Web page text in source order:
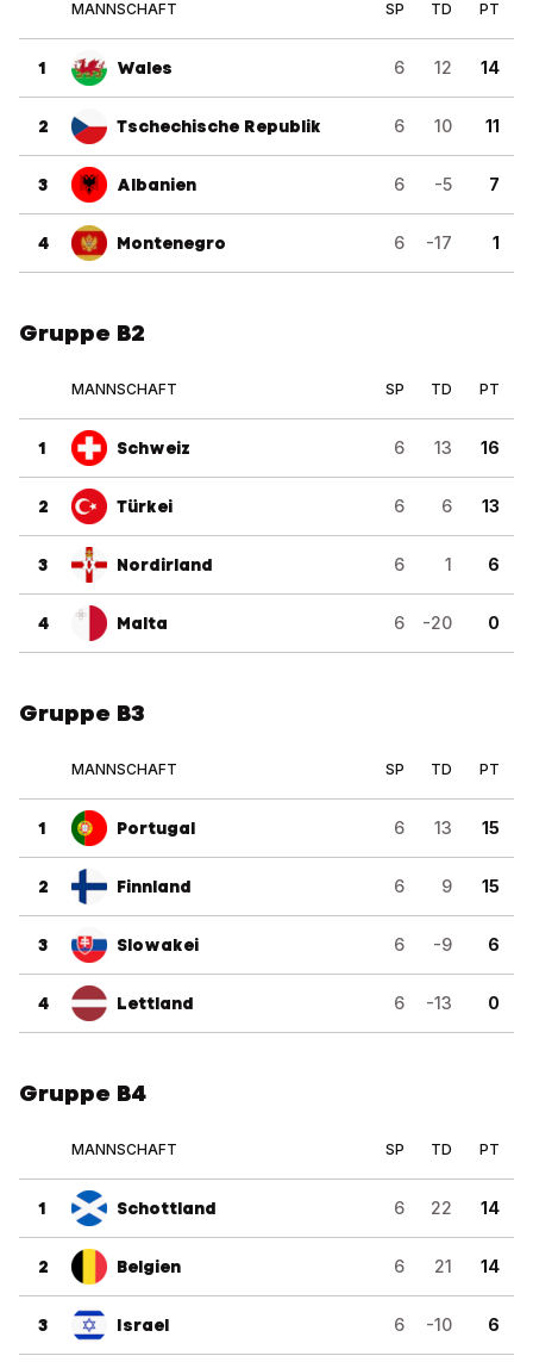
MANNSCHAFT SP TD PT
1 Wales 6 12 14
2 Tschechische Republik 6 10 11
3 Albanien 6 -5 7
4 Montenegro 6 -17 1
Gruppe B2
MANNSCHAFT SP TD PT
1 Schweiz 6 13 16
2 Türkei 6 6 13
3 Nordirland 6 1 6
4 Malta 6 -20 0
Gruppe B3
MANNSCHAFT SP TD PT
1 Portugal 6 13 15
2 Finnland 6 9 15
3 Slowakei 6 -9 6
4 Lettland 6 -13 0
Gruppe B4
MANNSCHAFT SP TD PT
1 Schottland 6 22 14
2 Belgien 6 21 14
3 Israel 6 -10 6